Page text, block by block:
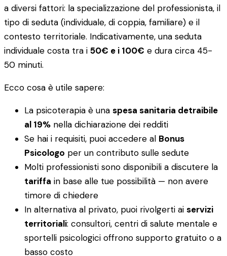
a diversi fattori: la specializzazione del professionista, il
tipo di seduta (individuale, di coppia, familiare) e il
contesto territoriale. Indicativamente, una seduta
individuale costa tra i 50€ e i 100€ e dura circa 45-
50 minuti.
Ecco cosa è utile sapere:
La psicoterapia è una spesa sanitaria detraibile
al 19% nella dichiarazione dei redditi
Se hai i requisiti, puoi accedere al Bonus
Psicologo per un contributo sulle sedute
Molti professionisti sono disponibili a discutere la
tariffa in base alle tue possibilità — non avere
timore di chiedere
In alternativa al privato, puoi rivolgerti ai servizi
territoriali: consultori, centri di salute mentale e
sportelli psicologici offrono supporto gratuito o a
basso costo